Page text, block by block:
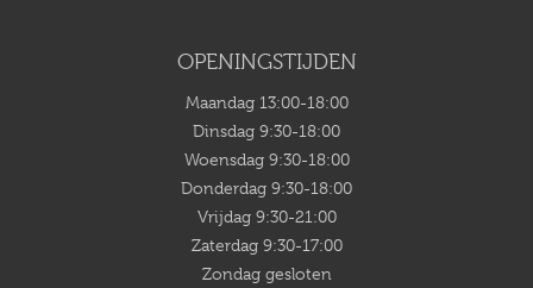
OPENINGSTIJDEN
Maandag 13:00-18:00
Dinsdag 9:30-18:00
Woensdag 9:30-18:00
Donderdag 9:30-18:00
Vrijdag 9:30-21:00
Zaterdag 9:30-17:00
Zondag gesloten